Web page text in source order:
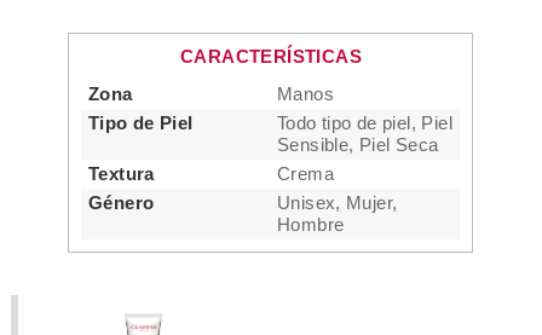
CARACTERÍSTICAS
Zona
Manos
Tipo de Piel
Todo tipo de piel, Piel
Sensible, Piel Seca
Textura
Crema
Género
Unisex, Mujer,
Hombre